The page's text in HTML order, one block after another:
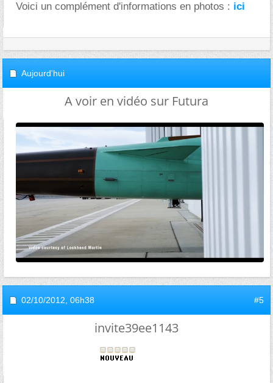
Voici un complément d'informations en photos : ici
Aujourd'hui
A voir en vidéo sur Futura
02/10/2012, 06h38 #5
invite39ee1143